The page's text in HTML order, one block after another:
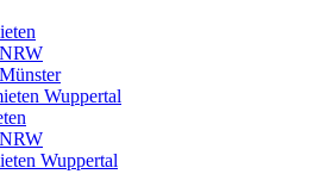
Wuppertal
Wuppertal